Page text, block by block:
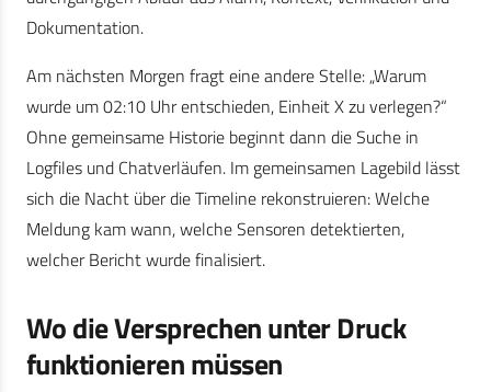
Dokumentation.
Am nächsten Morgen fragt eine andere Stelle: „Warum
wurde um 02:10 Uhr entschieden, Einheit X zu verlegen?“
Ohne gemeinsame Historie beginnt dann die Suche in
Logfiles und Chatverläufen. Im gemeinsamen Lagebild lässt
sich die Nacht über die Timeline rekonstruieren: Welche
Meldung kam wann, welche Sensoren detektierten,
welcher Bericht wurde finalisiert.
Wo die Versprechen unter Druck
funktionieren müssen